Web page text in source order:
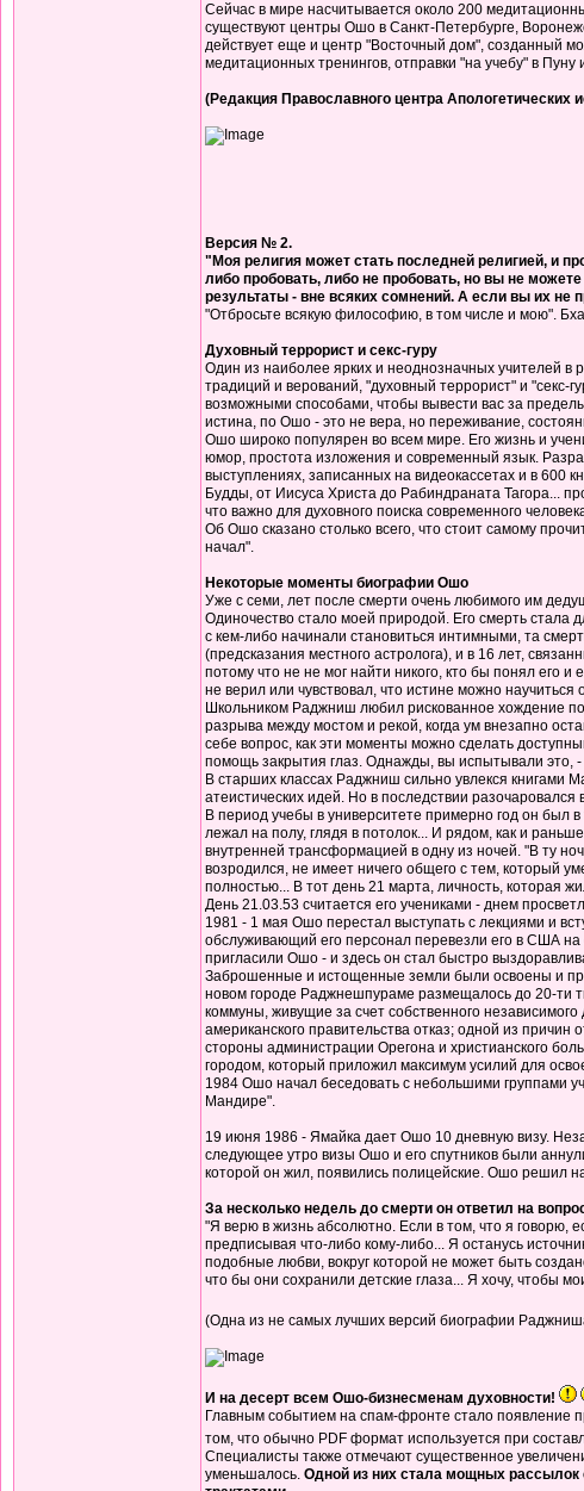
Сейчас в мире насчитывается около 200
существуют центры Ошо в Санкт-Петербурге,
действует еще и центр "Восточный дом", созданный
медитационных тренингов, отправки "на учебу" в
(Редакция Православного центра Апологетических
Версия № 2.
"Моя религия может стать последней религией, и
либо пробовать, либо не пробовать, но вы не
результаты - вне всяких сомнений. А если вы их не
"Отбросьте всякую философию, в том числе и мою".
Духовный террорист и секс-гуру
Один из наиболее ярких и неоднозначных учителей
традиций и верований, "духовный террорист" и "секс-
возможными способами, чтобы вывести вас за
истина, по Ошо - это не вера, но переживание,
Ошо широко популярен во всем мире. Его жизнь и
юмор, простота изложения и современный язык.
выступлениях, записанных на видеокассетах и в 600
Будды, от Иисуса Христа до Рабиндраната Тагора...
что важно для духовного поиска современного
Об Ошо сказано столько всего, что стоит самому
начал".
Некоторые моменты биографии Ошо
Уже с семи, лет после смерти очень любимого им
Одиночество стало моей природой. Его смерть стала
с кем-либо начинали становиться интимными, та
(предсказания местного астролога), и в 16 лет,
потому что не не мог найти никого, кто бы понял его
не верил или чувствовал, что истине можно научиться
Школьником Раджниш любил рискованное хождение
разрыва между мостом и рекой, когда ум внезапно
себе вопрос, как эти моменты можно сделать
помощь закрытия глаз. Однажды, вы испытывали это, -
В старших классах Раджниш сильно увлекся книгами
атеистических идей. Но в последствии
В период учебы в университете примерно год он был
лежал на полу, глядя в потолок... И рядом, как и
внутренней трансформацией в одну из ночей. "В ту
возродился, не имеет ничего общего с тем, который
полностью... В тот день 21 марта, личность, которая
День 21.03.53 считается его учениками - днем
1981 - 1 мая Ошо перестал выступать с лекциями и
обслуживающий его персонал перевезли его в США на
пригласили Ошо - и здесь он стал быстро
Заброшенные и истощенные земли были освоены и
новом городе Раджнешпураме размещалось до 20-ти
коммуны, живущие за счет собственного
американского правительства отказ; одной из
стороны администрации Орегона и христианского
городом, который приложил максимум усилий для
1984 Ошо начал беседовать с небольшими группами
Мандире".
19 июня 1986 - Ямайка дает Ошо 10 дневную визу.
следующее утро визы Ошо и его спутников были
которой он жил, появились полицейские. Ошо решил
За несколько недель до смерти он ответил на
"Я верю в жизнь абсолютно. Если в том, что я говорю,
предписывая что-либо кому-либо... Я останусь
подобные любви, вокруг которой не может быть
что бы они сохранили детские глаза... Я хочу, чтобы
(Одна из не самых лучших версий биографии
И на десерт всем Ошо-бизнесменам духовности!
Главным событием на спам-фронте стало появление
том, что обычно PDF формат используется при
Специалисты также отмечают существенное
уменьшалось. Одной из них стала мощных